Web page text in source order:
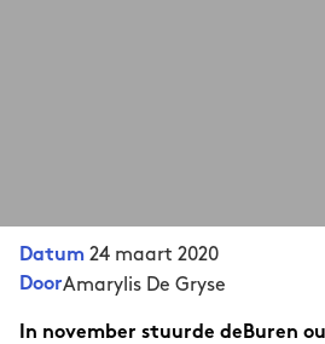
Datum 24 maart 2020
DoorAmarylis De Gryse
In november stuurde deBuren